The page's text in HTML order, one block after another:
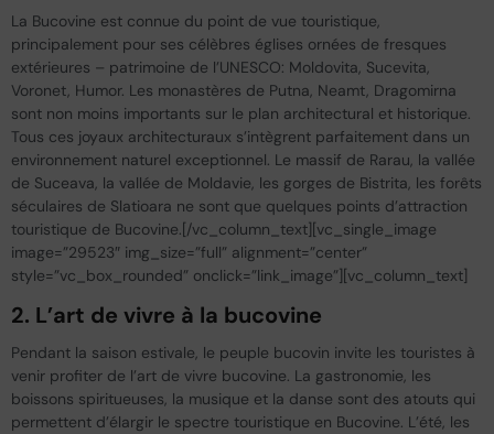
La Bucovine est connue du point de vue touristique,
principalement pour ses célèbres églises ornées de fresques
extérieures – patrimoine de l’UNESCO: Moldovita, Sucevita,
Voronet, Humor. Les monastères de Putna, Neamt, Dragomirna
sont non moins importants sur le plan architectural et historique.
Tous ces joyaux architecturaux s’intègrent parfaitement dans un
environnement naturel exceptionnel. Le massif de Rarau, la vallée
de Suceava, la vallée de Moldavie, les gorges de Bistrita, les forêts
séculaires de Slatioara ne sont que quelques points d’attraction
touristique de Bucovine.[/vc_column_text][vc_single_image
image=”29523″ img_size=”full” alignment=”center”
style=”vc_box_rounded” onclick=”link_image”][vc_column_text]
2. L’art de vivre à la bucovine
Pendant la saison estivale, le peuple bucovin invite les touristes à
venir profiter de l’art de vivre bucovine. La gastronomie, les
boissons spiritueuses, la musique et la danse sont des atouts qui
permettent d’élargir le spectre touristique en Bucovine. L’été, les